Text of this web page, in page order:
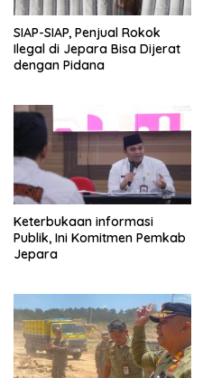
SIAP-SIAP, Penjual Rokok
Ilegal di Jepara Bisa Dijerat
dengan Pidana
Keterbukaan informasi
Publik, Ini Komitmen Pemkab
Jepara